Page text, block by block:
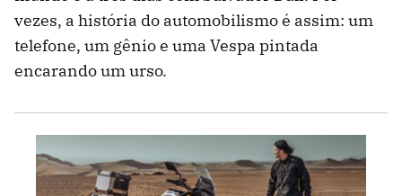
vezes, a história do automobilismo é assim: um
telefone, um gênio e uma Vespa pintada
encarando um urso.